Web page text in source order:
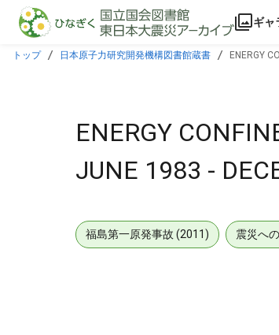
本文に飛ぶ
ギャ
トップ 日本原子力研究開発機構図書館蔵書 ENERGY
ENERGY
JUNE 1983 -
福島第一原発事故 (2011) 震災へ